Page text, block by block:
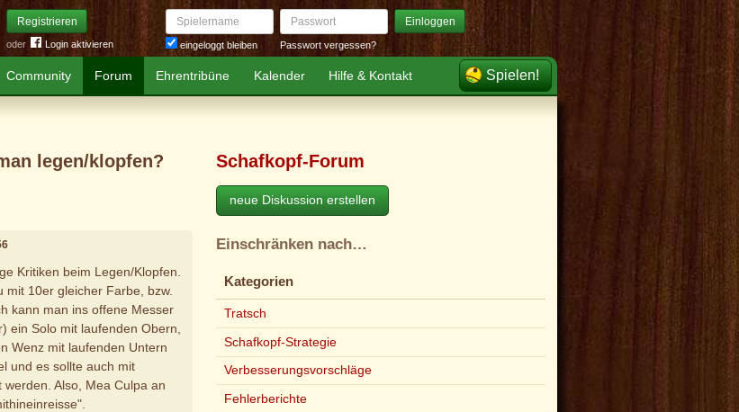
Registrieren
oder Login aktivieren
Spielername
eingeloggt bleiben
Passwort Einloggen
Passwort vergessen?
Community Forum Ehrentribüne Kalender Hilfe & Kontakt Spielen!
legen/klopfen?
Kritiken beim Legen/Klopfen.
mit 10er gleicher Farbe, bzw.
kann man ins offene Messer
ein Solo mit laufenden Obern,
Wenz mit laufenden Untern
und es sollte auch mit
Also, Mea Culpa an
Schafkopf-Forum
neue Diskussion erstellen
Einschränken nach…
Kategorien
Tratsch
Schafkopf-Strategie
Verbesserungsvorschläge
Fehlerberichte